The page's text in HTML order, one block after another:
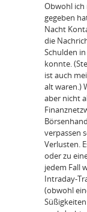
Obwohl ich
gegeben
Nacht
die
Schulden
konnte.
ist auch
alt waren.)
aber nicht
verpassen
Verlusten.
oder zu
jedem Fall
Intraday-
(obwohl